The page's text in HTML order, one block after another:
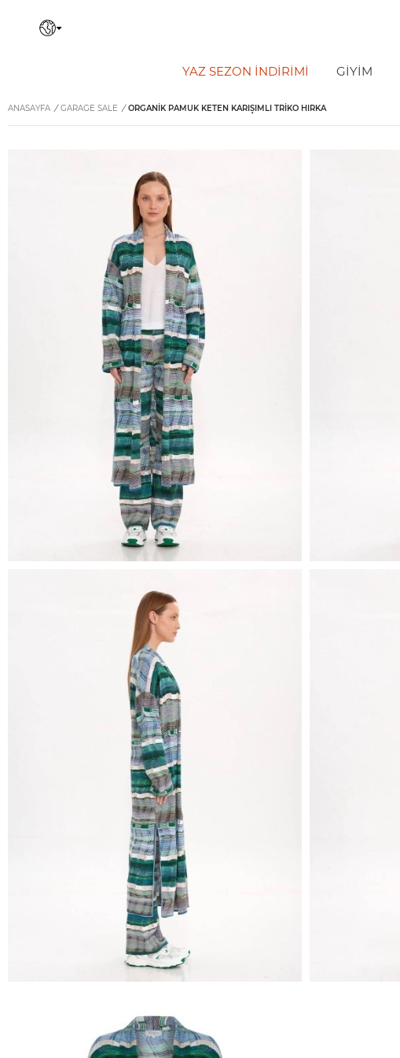
YAZ SEZON İNDIRIMI GİYİM
ANASAYFA / GARAGE SALE / ORGANIK PAMUK KETEN KARIŞIMLI TRIKO HIRKA